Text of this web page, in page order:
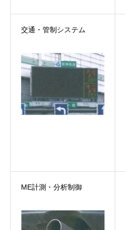
交通・管制システム
ME計測・分析制御